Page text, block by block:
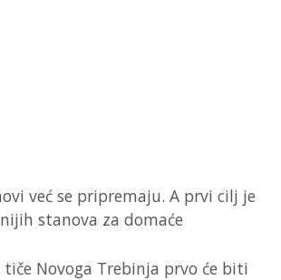
već se pripremaju. A prvi cilj je
stanova za domaće
tiče Novoga Trebinja prvo će biti